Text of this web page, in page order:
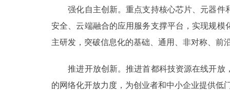
强化自主创新。重点支持核心芯片、元器件
安全、云端融合的应用服务支撑平台，实现规
主研发，突破信息化的基础、通用、非对称、前
推进开放创新。推进首都科技资源在线开放
的网络化开放力度，为创业者和中小企业提供低